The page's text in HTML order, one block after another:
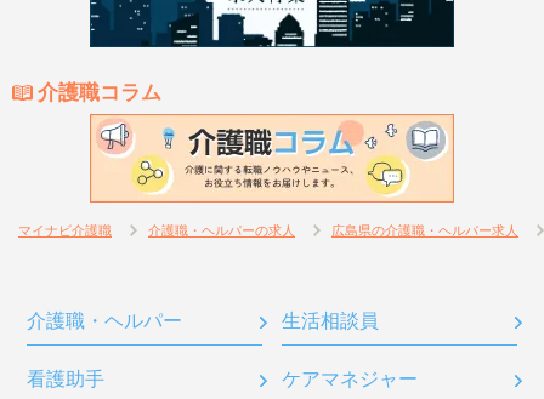
介護職コラム
マイナビ介護職 介護職・ヘルパーの求人 広島県の介護職・ヘルパー求人
介護職・ヘルパー 生活相談員
看護助手 ケアマネジャー